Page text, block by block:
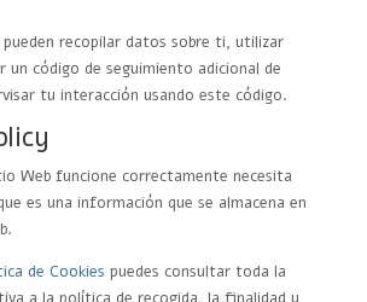
recopilar datos sobre ti, utilizar
un código de seguimiento adicional de
tu interacción usando este código.
Web funcione correctamente necesita
es una información que se almacena en
de Cookies puedes consultar toda la